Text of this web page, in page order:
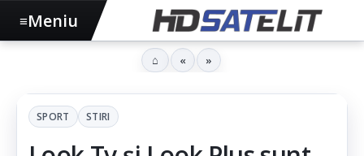
SPORT STIRI
≡Meniu
⌂ « »